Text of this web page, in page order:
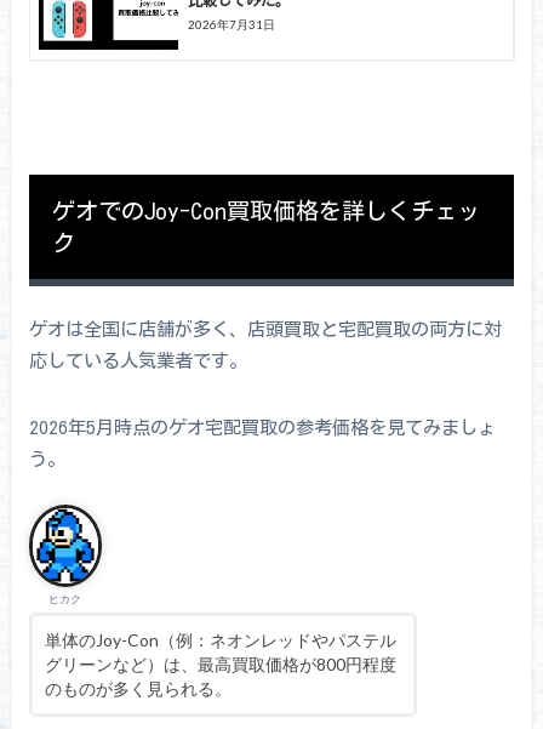
2026年7月31日
ゲオでのJoy-Con買取価格を詳しくチェッ
ク
ゲオは全国に店舗が多く、店頭買取と宅配買取の両方に対
応している人気業者です。
2026年5月時点のゲオ宅配買取の参考価格を見てみましょ
う。
ヒカク
単体のJoy-Con（例：ネオンレッドやパステル
グリーンなど）は、最高買取価格が800円程度
のものが多く見られる。